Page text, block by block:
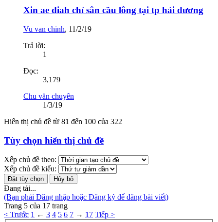
Xin ae điah chỉ sân cầu lông tại tp hải dương
Vu van chinh, 11/2/19
Trả lời:
1
Đọc:
3,179
Chu văn chuyên
1/3/19
Hiển thị chủ đề từ 81 đến 100 của 322
Tùy chọn hiển thị chủ đề
Xếp chủ đề theo:
Xếp chủ đề kiểu:
Đang tải...
(Bạn phải Đăng nhập hoặc Đăng ký để đăng bài viết)
Trang 5 của 17 trang
< Trước 1 ← 3 4 5 6 7 → 17 Tiếp >